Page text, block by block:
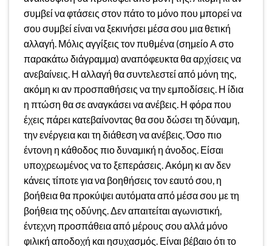
συμβεί να φτάσεις στον πάτο το μόνο που μπορεί να
σου συμβεί είναι να ξεκινήσει μέσα σου μια θετική
αλλαγή. Μόλις αγγίξεις τον πυθμένα (σημείο Α στο
παρακάτω διάγραμμα) αναπόφευκτα θα αρχίσεις να
ανεβαίνεις. Η αλλαγή θα συντελεστεί από μόνη της,
ακόμη κι αν προσπαθήσεις να την εμποδίσεις. Η ίδια
η πτώση θα σε αναγκάσει να ανέβεις. Η φόρα που
έχεις πάρει κατεβαίνοντας θα σου δώσει τη δύναμη,
την ενέργεια και τη διάθεση να ανέβεις. Όσο πιο
έντονη η κάθοδος πιο δυναμική η άνοδος. Είσαι
υποχρεωμένος να το ξεπεράσεις. Ακόμη κι αν δεν
κάνεις τίποτε για να βοηθήσεις τον εαυτό σου, η
βοήθεια θα προκύψει αυτόματα από μέσα σου με τη
βοήθεια της οδύνης. Δεν απαιτείται αγωνιστική,
έντεχνη προσπάθεια από μέρους σου αλλά μόνο
φιλική αποδοχή και ησυχασμός. Είναι βέβαιο ότι το